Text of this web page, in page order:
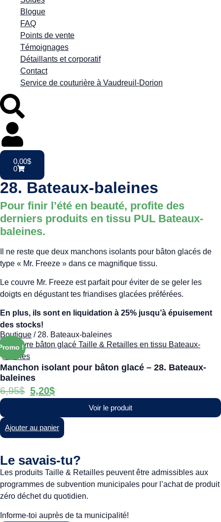
Blogue
FAQ
Points de vente
Témoignages
Détaillants et corporatif
Contact
Service de couturière à Vaudreuil-Dorion
0,00$
0
28. Bateaux-baleines
Pour finir l’été en beauté, profite des
derniers produits en tissu PUL Bateaux-
baleines.
Il ne reste que deux manchons isolants pour bâton glacés de
type « Mr. Freeze » dans ce magnifique tissu.
Le couvre Mr. Freeze est parfait pour éviter de se geler les
doigts en dégustant tes friandises glacées préférées.
En plus, ils sont en liquidation à 25% jusqu’à épuisement
des stocks!
Boutique / 28. Bateaux-baleines
!
Manchon isolant pour bâton glacé – 28. Bateaux-
baleines
6,95$ 5,20$
Voir le produit
Ajouter au panier
Le savais-tu?
Les produits Taille & Retailles peuvent être admissibles aux
programmes de subvention municipales pour l’achat de produit
zéro déchet du quotidien.
Informe-toi auprès de ta municipalité!